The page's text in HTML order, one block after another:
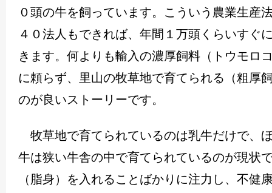
０頭の牛を飼っています。こういう農業生産
４０法人もできれば、年間１万頭くらいすぐ
きます。何よりも輸入の濃厚飼料（トウモロ
に頼らず、里山の牧草地で育てられる（粗厚
のが良いストーリーです。
牧草地で育てられているのは乳牛だけで、
牛は狭い牛舎の中で育てられているのが現状
（脂身）を入れることばかりに注力し、不健